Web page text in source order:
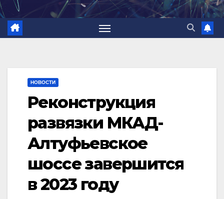
НОВОСТИ
Реконструкция
развязки МКАД-
Алтуфьевское
шоссе завершится
в 2023 году